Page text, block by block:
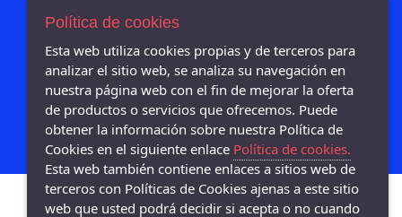
42½
43
44
45
46
47
48
49
NOTTON
LEVI´S
REEBOK
BIORELAX
MAYORAL
TU PIE
LOTTO
MORXIVA
Oyizapatos - Calle La mancha 38-40, Petrer - 03610 (Alicante)
966955426
Política de cookies
Esta web utiliza cookies propias y de terceros para
analizar el sitio web, se analiza su navegación en
nuestra página web con el fin de mejorar la oferta
de productos o servicios que ofrecemos. Puede
obtener la información sobre nuestra Política de
Cookies en el siguiente enlace Política de cookies.
Esta web también contiene enlaces a sitios web de
terceros con Políticas de Cookies ajenas a este sitio
web que usted podrá decidir si acepta o no cuando